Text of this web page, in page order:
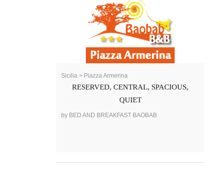
Sicilia > Piazza Armerina
RESERVED, CENTRAL, SPACIOUS,
QUIET
by BED AND BREAKFAST BAOBAB